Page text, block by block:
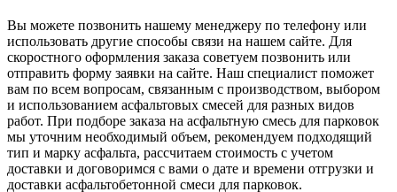
Вы можете позвонить нашему менеджеру по телефону или
использовать другие способы связи на нашем сайте. Для
скоростного оформления заказа советуем позвонить или
отправить форму заявки на сайте. Наш специалист поможет
вам по всем вопросам, связанным с производством, выбором
и использованием асфальтовых смесей для разных видов
работ. При подборе заказа на асфальтную смесь для парковок
мы уточним необходимый объем, рекомендуем подходящий
тип и марку асфальта, рассчитаем стоимость с учетом
доставки и договоримся с вами о дате и времени отгрузки и
доставки асфальтобетонной смеси для парковок.